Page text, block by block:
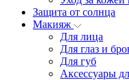
Защита от солнца
Макияж
Для лица
Для глаз и
Для губ
Аксессуары